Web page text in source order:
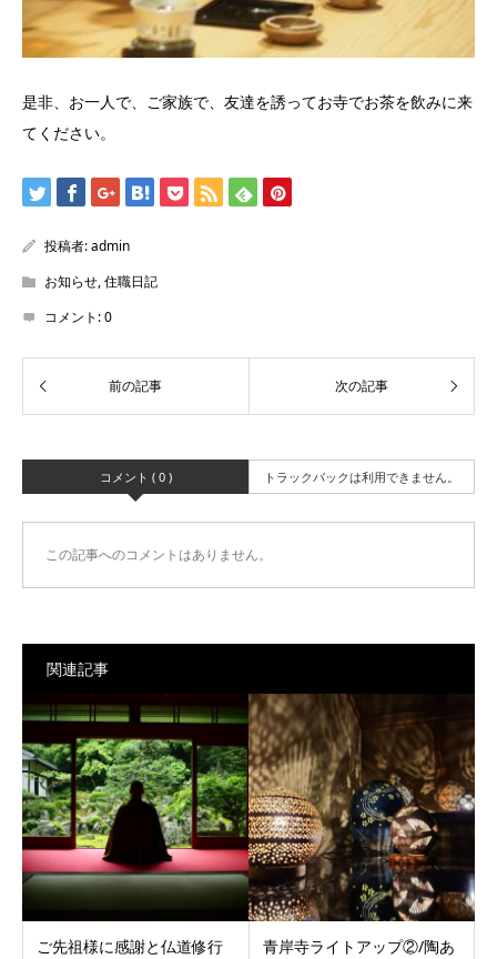
是非、お一人で、ご家族で、友達を誘ってお寺でお茶を飲みに来
てください。
投稿者:admin
お知らせ,住職日記
コメント:0
コメント ( 0 ) トラックバックは利用できません。
この記事へのコメントはありません。
関連記事
ご先祖様に感謝と仏道修行 青岸寺ライトアップ②/陶あ